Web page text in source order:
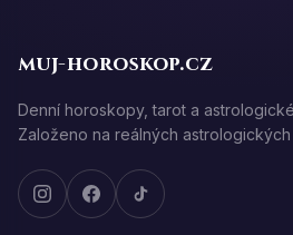
muj-horoskop.cz
Denní horoskopy, tarot a
Založeno na reálných